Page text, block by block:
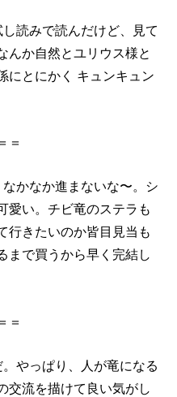
し読みで読んだけど、見て
んか自然とユリウス様と
にとにかく キュンキュン
＝
なかなか進まないな〜。シ
愛い。チビ竜のステラも
行きたいのか皆目見当も
まで買うから早く完結し
＝
。やっぱり、人が竜になる
交流を描けて良い気がし